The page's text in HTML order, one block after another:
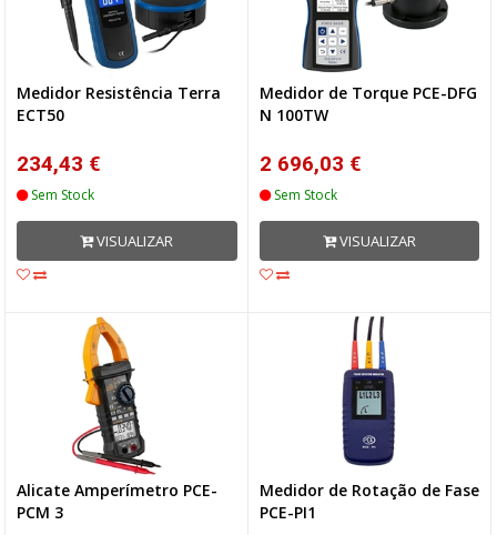
Medidor Resistência Terra
ECT50
234,43 €
Sem Stock
VISUALIZAR
Medidor de Torque PCE-DFG
N 100TW
2 696,03 €
Sem Stock
VISUALIZAR
Alicate Amperímetro PCE-
PCM 3
Medidor de Rotação de Fase
PCE-PI1